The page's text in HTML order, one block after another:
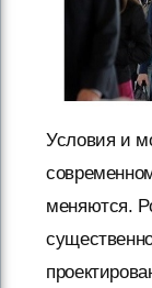
Условия и
меняются.